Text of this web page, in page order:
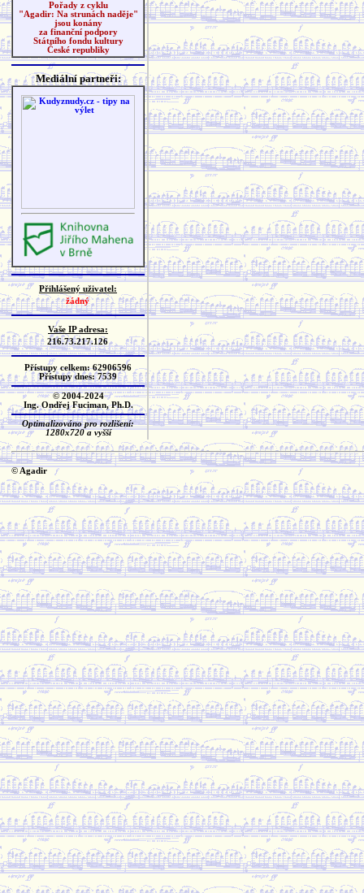
Pořady z cyklu
"Agadir: Na strunách naděje"
jsou konány
za finanční podpory
Státního fondu kultury
České republiky
Mediální partneři:
Přihlášený uživatel:
žádný
Vaše IP adresa:
216.73.217.126
Přístupy celkem: 62906596
Přístupy dnes: 7539
© 2004-2024
Ing. Ondřej Fuciman, Ph.D.
Optimalizováno pro rozlišení:
1280x720 a vyšší
© Agadir